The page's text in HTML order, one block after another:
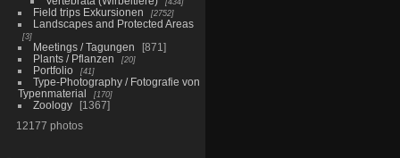
Field trips Exkursionen 2752
Landscapes and Protected Areas
3
Meetings / Tagungen
871
Plants / Pflanzen
20
Portfolio 41
Type-Photography / Fotografie von
Typenmaterial
170
Zoology
1367
12177 photos